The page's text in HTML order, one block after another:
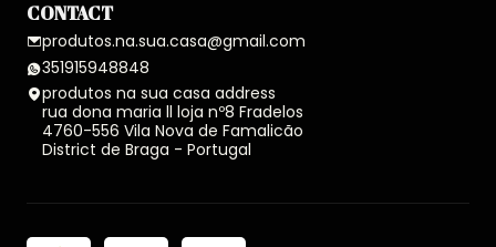
CONTACT
produtos.na.sua.casa@gmail.com
351915948848
produtos na sua casa address
rua dona maria ll loja nº8 Fradelos
4760-556 Vila Nova de Famalicão
District de Braga - Portugal